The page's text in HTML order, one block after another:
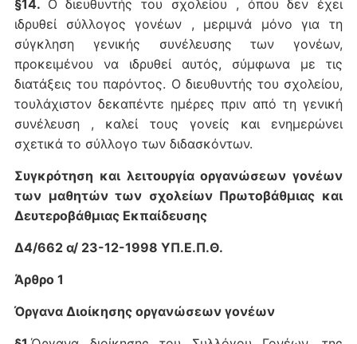
§14. Ο διευθυντής του σχολείου , όπου δεν έχει
ιδρυθεί σύλλογος γονέων , μεριμνά μόνο για τη
σύγκληση γενικής συνέλευσης των γονέων,
προκειμένου να ιδρυθεί αυτός, σύμφωνα με τις
διατάξεις του παρόντος. Ο διευθυντής του σχολείου,
τουλάχιστον δεκαπέντε ημέρες πριν από τη γενική
συνέλευση , καλεί τους γονείς και ενημερώνει
σχετικά το σύλλογο των διδασκόντων.
Συγκρότηση και λειτουργία οργανώσεων γονέων
των μαθητών των σχολείων Πρωτοβάθμιας και
Δευτεροβάθμιας Εκπαίδευσης
Δ4/662 α/ 23-12-1998 ΥΠ.Ε.Π.Θ.
Άρθρο 1
Όργανα Διοίκησης οργανώσεων γονέων